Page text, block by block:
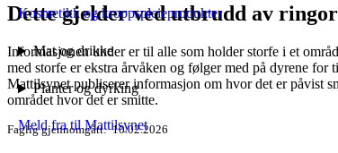
Kosmetikk og kroppspleieprodukter
Mat og drikke
Planter og dyrking
Meld fra til Mattilsynet
Dette gjelder ved utbrudd av
Informasjonen under er til alle som holder storfe i et
med storfe er ekstra årvåken og følger med på dyrene
Mattilsynet publiserer informasjon om hvor det er påvist
området hvor det er smitte.
Faglig gjennomgått 10.02.2026